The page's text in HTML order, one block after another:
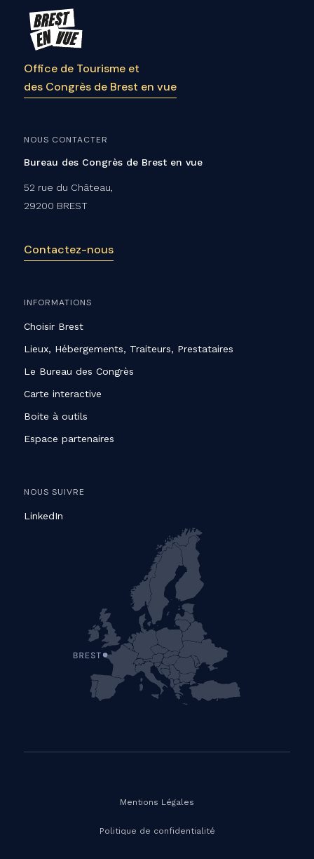
Office de Tourisme et
des Congrès de Brest en vue
NOUS CONTACTER
Bureau des Congrès de Brest en vue
52 rue du Château,
29200 BREST
Contactez-nous
INFORMATIONS
Choisir Brest
Lieux, Hébergements, Traiteurs, Prestataires
Le Bureau des Congrès
Carte interactive
Boite à outils
Espace partenaires
NOUS SUIVRE
LinkedIn
Mentions Légales
Politique de confidentialité